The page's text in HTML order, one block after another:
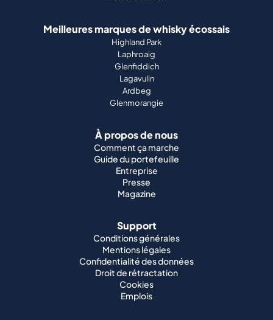
Meilleures marques de whisky écossais
Highland Park
Laphroaig
Glenfiddich
Lagavulin
Ardbeg
Glenmorangie
À propos de nous
Comment ça marche
Guide du portefeuille
Entreprise
Presse
Magazine
Support
Conditions générales
Mentions légales
Confidentialité des données
Droit de rétractation
Cookies
Emplois